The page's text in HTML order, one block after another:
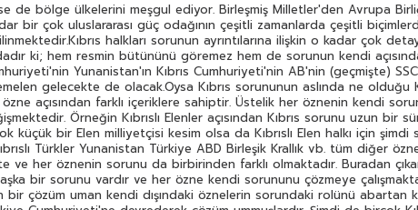
(enosis) hakkının tanınmaması
hala böyle bir hedefi olan çok küçük bir
olsa da Kıbrıslı Elen halkı için şimdi
adadaki askeri varlığı ve nüfus
şeklinde değişmiştir. Kıbrıslı Türkler
ABD Birleşik Krallık vb. tüm diğer
ilişin sorunlarının muhtevası tıpkı
olduğu gibi tarihsel olarak
her öznenin sorunu da birbirinden
Buradan çıkan sonuç çok nettir: Aslında
sorunu yoktur. Ada üzerinde çıkarı
başka bir sorunu vardır ve her özne
çalışmaktadır.Kendi dışındaki
de bölge ülkelerini meşgul ediyor. Birleşmiş Milletler'den Avrupa
bir çok uluslararası güç odağının çeşitli zamanlarda çeşitli
halkları sorunun ayrıntılarına ilişkin o kadar çok
ki; hem resmin bütününü göremez hem de sorunun kendi
Yunanistan'ın Kıbrıs Cumhuriyeti'nin AB'nin (geçmişte)
gelecekte de olacak.Oysa Kıbrıs sorununun aslında ne olduğu
açısından farklı içeriklere sahiptir. Üstelik her öznenin kendi
Örneğin Kıbrıslı Elenler açısından Kıbrıs sorunu uzun bir
bir Elen milliyetçisi kesim olsa da Kıbrıslı Elen halkı için şimdi
Türkler Yunanistan Türkiye ABD Birleşik Krallık vb. tüm diğer
her öznenin sorunu da birbirinden farklı olmaktadır. Buradan
bir sorunu vardır ve her özne kendi sorununu çözmeye
bir çözüm uman kendi dışındaki öznelerin sorundaki rolünü abartan